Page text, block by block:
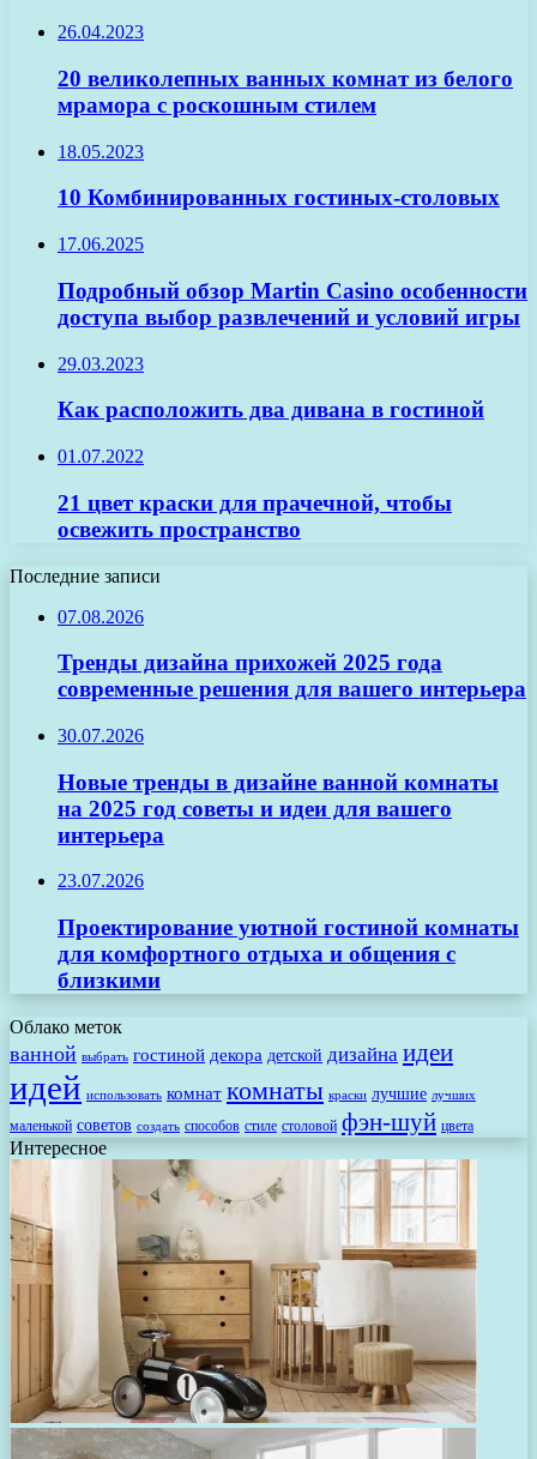
26.04.2023
20 великолепных ванных комнат из белого
мрамора с роскошным стилем
18.05.2023
10 Комбинированных гостиных-столовых
17.06.2025
Подробный обзор Martin Casino особенности
доступа выбор развлечений и условий игры
29.03.2023
Как расположить два дивана в гостиной
01.07.2022
21 цвет краски для прачечной, чтобы
освежить пространство
Последние записи
07.08.2026
Тренды дизайна прихожей 2025 года
современные решения для вашего интерьера
30.07.2026
Новые тренды в дизайне ванной комнаты
на 2025 год советы и идеи для вашего
интерьера
23.07.2026
Проектирование уютной гостиной комнаты
для комфортного отдыха и общения с
близкими
Облако меток
ванной выбрать гостиной декора детской дизайна идеи
идей использовать комнат комнаты краски лучшие лучших
маленькой советов создать способов стиле столовой фэн-шуй цвета
Интересное